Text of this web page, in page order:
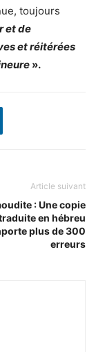
toujours
et de
et réitérées
».
Article suivant
: Une copie
en hébreu
plus de 300
erreurs